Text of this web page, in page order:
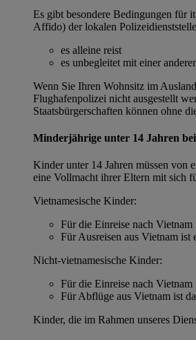
Es gibt besondere Bedingungen für
Affido) der lokalen
es alleine reist
es unbegleitet mit einer
Wenn Sie Ihren Wohnsitz im
Flughafenpolizei nicht ausgestellt
Staatsbürgerschaften können ohne
Minderjährige unter 14 Jahren
Kinder unter 14 Jahren müssen von
eine Vollmacht ihrer Eltern mit sich
Vietnamesische Kinder:
Für die Einreise nach
Für Ausreisen aus Vietnam
Nicht-vietnamesische Kinder:
Für die Einreise nach
Für Abflüge aus Vietnam ist
Kinder, die im Rahmen unseres